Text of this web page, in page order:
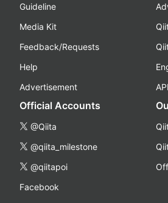
Guideline
Media Kit
Feedback/Requests
Help
Advertisement
API
Official Accounts
@Qiita
@qiita_milestone
@qiitapoi
Facebook